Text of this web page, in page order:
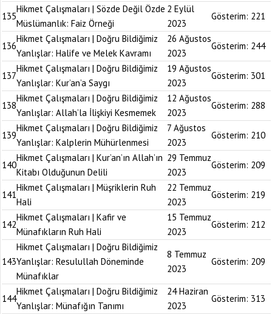
135
Hikmet Çalışmaları | Sözde Değil Özde
Müslümanlık: Faiz Örneği
2 Eylül
2023
Gösterim: 221
136
Hikmet Çalışmaları | Doğru Bildiğimiz
Yanlışlar: Halife ve Melek Kavramı
26 Ağustos
2023
Gösterim: 244
137
Hikmet Çalışmaları | Doğru Bildiğimiz
Yanlışlar: Kur’an’a Saygı
19 Ağustos
2023
Gösterim: 301
138
Hikmet Çalışmaları | Doğru Bildiğimiz
Yanlışlar: Allah’la İlişkiyi Kesmemek
12 Ağustos
2023
Gösterim: 288
139
Hikmet Çalışmaları | Doğru Bildiğimiz
Yanlışlar: Kalplerin Mühürlenmesi
7 Ağustos
2023
Gösterim: 210
140
Hikmet Çalışmaları | Kur’an’ın Allah’ın
Kitabı Olduğunun Delili
29 Temmuz
2023
Gösterim: 209
141
Hikmet Çalışmaları | Müşriklerin Ruh
Hali
22 Temmuz
2023
Gösterim: 219
142
Hikmet Çalışmaları | Kafir ve
Münafıkların Ruh Hali
15 Temmuz
2023
Gösterim: 212
143
Hikmet Çalışmaları | Doğru Bildiğimiz
Yanlışlar: Resulullah Döneminde
Münafıklar
8 Temmuz
2023
Gösterim: 209
144
Hikmet Çalışmaları | Doğru Bildiğimiz
Yanlışlar: Münafığın Tanımı
24 Haziran
2023
Gösterim: 313